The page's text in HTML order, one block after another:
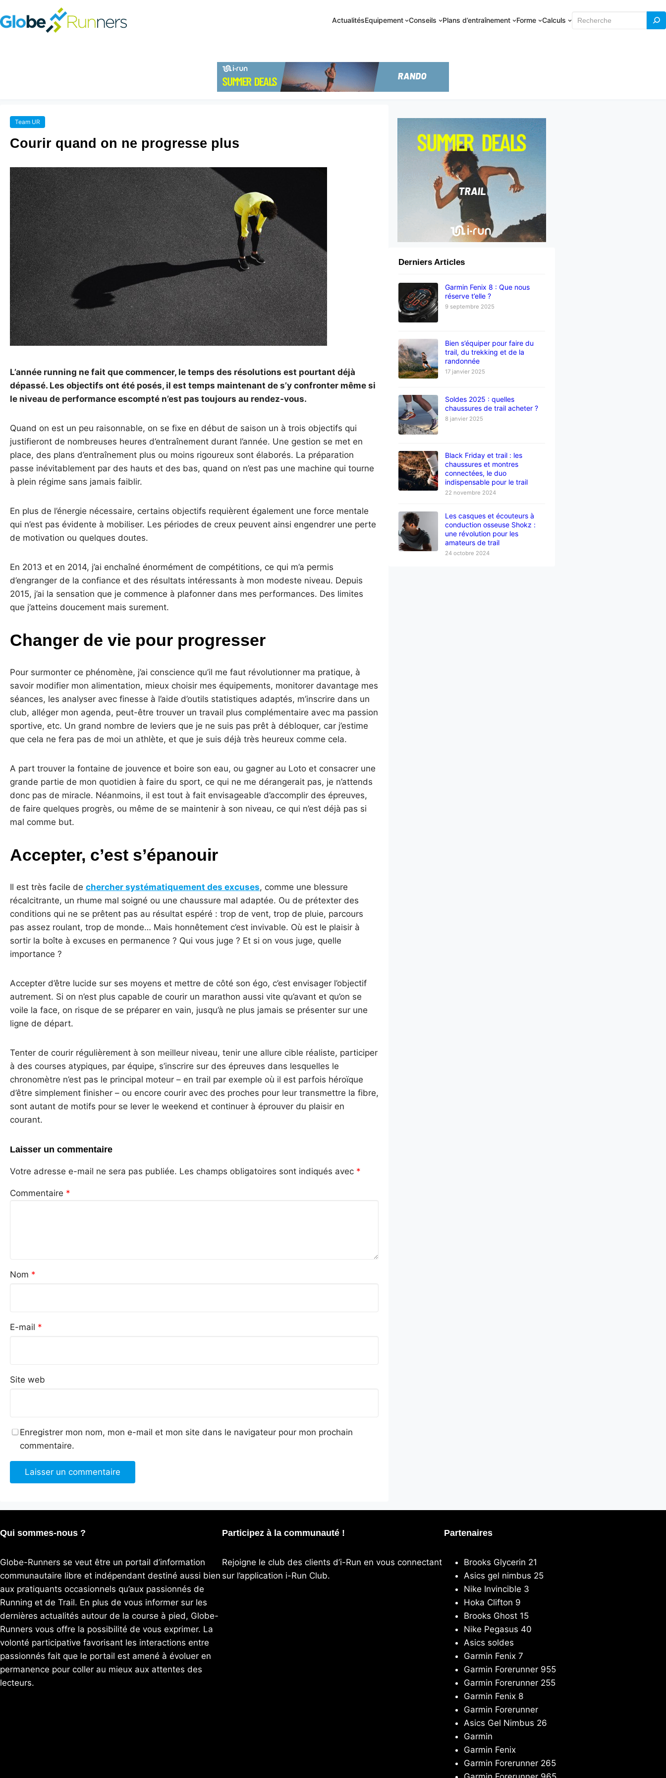
ActualitésEquipement Conseils Plans d’entraînement Forme Calculs Rechercher
Team UR
Courir quand on ne progresse plus
L’année running ne fait que commencer, le temps des résolutions est pourtant déjà
dépassé. Les objectifs ont été posés, il est temps maintenant de s’y confronter même si
le niveau de performance escompté n’est pas toujours au rendez-vous.
Quand on est un peu raisonnable, on se fixe en début de saison un à trois objectifs qui
justifieront de nombreuses heures d’entraînement durant l’année. Une gestion se met en
place, des plans d’entraînement plus ou moins rigoureux sont élaborés. La préparation
passe inévitablement par des hauts et des bas, quand on n’est pas une machine qui tourne
à plein régime sans jamais faiblir.
En plus de l’énergie nécessaire, certains objectifs requièrent également une force mentale
qui n’est pas évidente à mobiliser. Les périodes de creux peuvent ainsi engendrer une perte
de motivation ou quelques doutes.
En 2013 et en 2014, j’ai enchaîné énormément de compétitions, ce qui m’a permis
d’engranger de la confiance et des résultats intéressants à mon modeste niveau. Depuis
2015, j’ai la sensation que je commence à plafonner dans mes performances. Des limites
que j’atteins doucement mais surement.
Changer de vie pour progresser
Pour surmonter ce phénomène, j’ai conscience qu’il me faut révolutionner ma pratique, à
savoir modifier mon alimentation, mieux choisir mes équipements, monitorer davantage mes
séances, les analyser avec finesse à l’aide d’outils statistiques adaptés, m’inscrire dans un
club, alléger mon agenda, peut-être trouver un travail plus complémentaire avec ma passion
sportive, etc. Un grand nombre de leviers que je ne suis pas prêt à débloquer, car j’estime
que cela ne fera pas de moi un athlète, et que je suis déjà très heureux comme cela.
A part trouver la fontaine de jouvence et boire son eau, ou gagner au Loto et consacrer une
grande partie de mon quotidien à faire du sport, ce qui ne me dérangerait pas, je n’attends
donc pas de miracle. Néanmoins, il est tout à fait envisageable d’accomplir des épreuves,
de faire quelques progrès, ou même de se maintenir à son niveau, ce qui n’est déjà pas si
mal comme but.
Accepter, c’est s’épanouir
Il est très facile de chercher systématiquement des excuses, comme une blessure
récalcitrante, un rhume mal soigné ou une chaussure mal adaptée. Ou de prétexter des
conditions qui ne se prêtent pas au résultat espéré : trop de vent, trop de pluie, parcours
pas assez roulant, trop de monde… Mais honnêtement c’est invivable. Où est le plaisir à
sortir la boîte à excuses en permanence ? Qui vous juge ? Et si on vous juge, quelle
importance ?
Accepter d’être lucide sur ses moyens et mettre de côté son égo, c’est envisager l’objectif
autrement. Si on n’est plus capable de courir un marathon aussi vite qu’avant et qu’on se
voile la face, on risque de se préparer en vain, jusqu’à ne plus jamais se présenter sur une
ligne de départ.
Tenter de courir régulièrement à son meilleur niveau, tenir une allure cible réaliste, participer
à des courses atypiques, par équipe, s’inscrire sur des épreuves dans lesquelles le
chronomètre n’est pas le principal moteur – en trail par exemple où il est parfois héroïque
d’être simplement finisher – ou encore courir avec des proches pour leur transmettre la fibre,
sont autant de motifs pour se lever le weekend et continuer à éprouver du plaisir en
courant.
Laisser un commentaire
Votre adresse e-mail ne sera pas publiée. Les champs obligatoires sont indiqués avec *
Commentaire *
Nom *
E-mail *
Site web
Enregistrer mon nom, mon e-mail et mon site dans le navigateur pour mon prochain
commentaire.
Derniers Articles
Garmin Fenix 8 : Que nous
réserve t’elle ?
9 septembre 2025
Bien s’équiper pour faire du
trail, du trekking et de la
randonnée
17 janvier 2025
Soldes 2025 : quelles
chaussures de trail acheter ?
8 janvier 2025
Black Friday et trail : les
chaussures et montres
connectées, le duo
indispensable pour le trail
22 novembre 2024
Les casques et écouteurs à
conduction osseuse Shokz :
une révolution pour les
amateurs de trail
24 octobre 2024
Qui sommes-nous ?
Globe-Runners se veut être un portail d’information
communautaire libre et indépendant destiné aussi bien
aux pratiquants occasionnels qu’aux passionnés de
Running et de Trail. En plus de vous informer sur les
dernières actualités autour de la course à pied, Globe-
Runners vous offre la possibilité de vous exprimer. La
volonté participative favorisant les interactions entre
passionnés fait que le portail est amené à évoluer en
permanence pour coller au mieux aux attentes des
lecteurs.
Participez à la communauté !
Rejoigne le club des clients d’i-Run en vous connectant
sur l’application i-Run Club.
Partenaires
Brooks Glycerin 21
Asics gel nimbus 25
Nike Invincible 3
Hoka Clifton 9
Brooks Ghost 15
Nike Pegasus 40
Asics soldes
Garmin Fenix 7
Garmin Forerunner 955
Garmin Forerunner 255
Garmin Fenix 8
Garmin Forerunner
Asics Gel Nimbus 26
Garmin
Garmin Fenix
Garmin Forerunner 265